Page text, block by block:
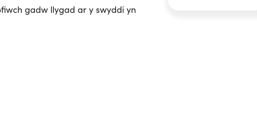
gadw llygad ar y swyddi yn